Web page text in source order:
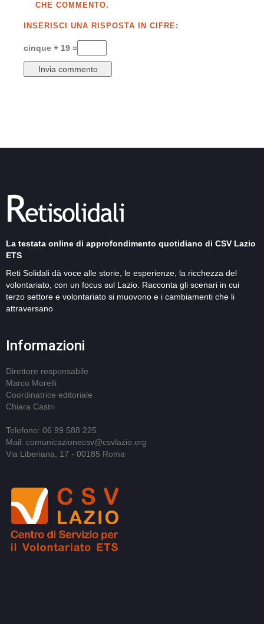
CHE COMMENTO.
INSERISCI UNA RISPOSTA IN CIFRE:
cinque + 19 =
La testata online di approfondimento quotidiano di CSV Lazio
ETS
Reti Solidali dà voce alle storie, le esperienze, la ricchezza del
volontariato, con un focus sul Lazio. Racconta gli scenari in cui
terzo settore e volontariato si muovono e i cambiamenti che li
attraversano
Informazioni
Direttore responsabile
Marco Morelli
Coordinatrice editoriale
Chiara Castri
Telefono: 06 99 588 225
Mail: comunicazionecsv@csvlazio.org
Via Liberiana, 17 - 00185 Roma